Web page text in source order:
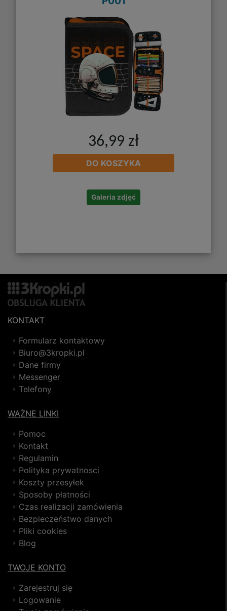
36,99 zł
DO KOSZYKA
Galeria zdjęć
KONTAKT
Formularz kontaktowy
Biuro@3kropki.pl
Dane firmy
Messenger
Telefony
WAŻNE LINKI
Pomoc
Kontakt
Regulamin
Polityka prywatnosci
Koszty przesyłek
Sposoby płatności
Czas realizacji zamówienia
Bezpieczeństwo danych
Pliki cookies
Blog
TWOJE KONTO
Zarejestruj się
Logowanie